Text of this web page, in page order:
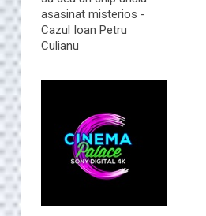
asasinat misterios -
Cazul Ioan Petru
Culianu